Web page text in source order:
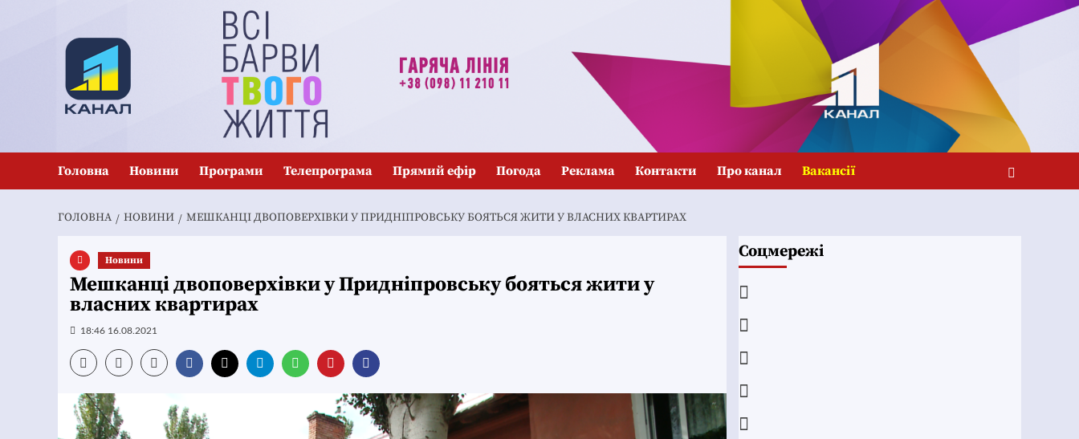
Головна Новини Програми Телепрограма Прямий ефір Погода Реклама Контакти Про канал Вакансії
ГОЛОВНА НОВИНИ МЕШКАНЦІ ДВОПОВЕРХІВКИ У ПРИДНІПРОВСЬКУ БОЯТЬСЯ ЖИТИ У ВЛАСНИХ КВАРТИРАХ
Новини
Мешканці двоповерхівки у Придніпровську бояться жити у
власних квартирах
18:46 16.08.2021
Соцмережі